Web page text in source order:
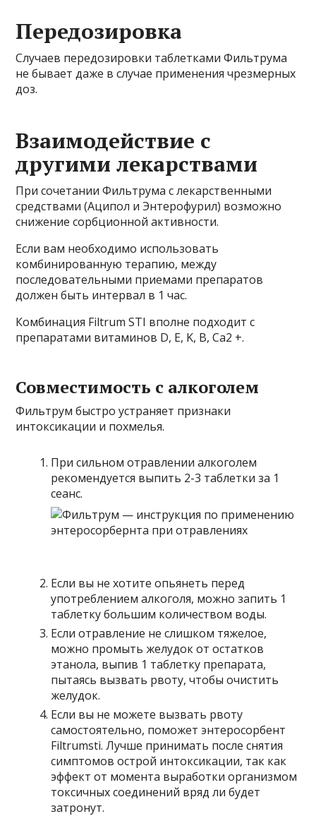
Передозировка
Случаев передозировки таблетками Фильтрума
не бывает даже в случае применения чрезмерных
доз.
Взаимодействие с
другими лекарствами
При сочетании Фильтрума с лекарственными
средствами (Аципол и Энтерофурил) возможно
снижение сорбционной активности.
Если вам необходимо использовать
комбинированную терапию, между
последовательными приемами препаратов
должен быть интервал в 1 час.
Комбинация Filtrum STI вполне подходит с
препаратами витаминов D, E, K, B, Ca2 +.
Совместимость с алкоголем
Фильтрум быстро устраняет признаки
интоксикации и похмелья.
При сильном отравлении алкоголем
рекомендуется выпить 2-3 таблетки за 1
сеанс.
Если вы не хотите опьянеть перед
употреблением алкоголя, можно запить 1
таблетку большим количеством воды.
Если отравление не слишком тяжелое,
можно промыть желудок от остатков
этанола, выпив 1 таблетку препарата,
пытаясь вызвать рвоту, чтобы очистить
желудок.
Если вы не можете вызвать рвоту
самостоятельно, поможет энтеросорбент
Filtrumsti. Лучше принимать после снятия
симптомов острой интоксикации, так как
эффект от момента выработки организмом
токсичных соединений вряд ли будет
затронут.